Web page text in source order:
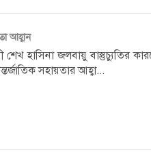
আহ্বান
শেখ হাসিনা জলবায়ু বাস্তুচ্যুতির
সহায়তার আহ্বা...